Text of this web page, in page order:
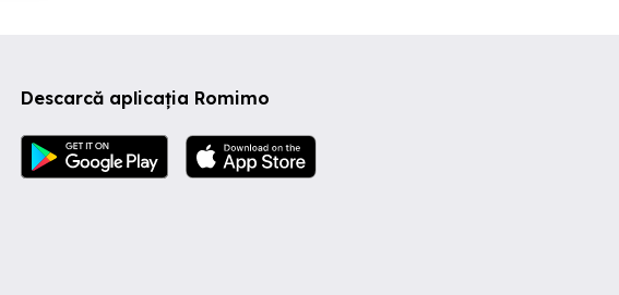
Descarcă aplicația Romimo